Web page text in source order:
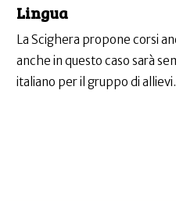
Lingua
La Scighera propone corsi
anche in questo caso sarà
italiano per il gruppo di allievi.